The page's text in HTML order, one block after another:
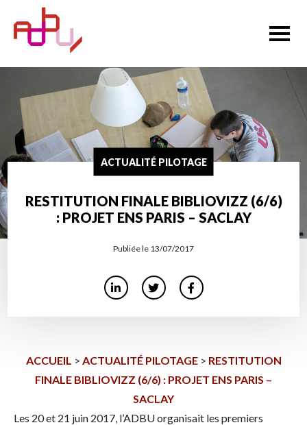
ACTUALITÉ PILOTAGE
RESTITUTION FINALE BIBLIOVIZZ (6/6)
: PROJET ENS PARIS – SACLAY
Publiée le 13/07/2017
ACCUEIL > ACTUALITÉ PILOTAGE> RESTITUTION
FINALE BIBLIOVIZZ (6/6) : PROJET ENS PARIS –
SACLAY
Les 20 et 21 juin 2017, l’ADBU organisait les premiers